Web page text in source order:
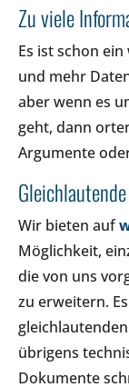
Zu viele
Es ist schon
und mehr
aber wenn es
geht, dann
Argumente
Wir bieten auf
Möglichkeit,
die von uns
zu erweitern.
übrigens
Dokumente